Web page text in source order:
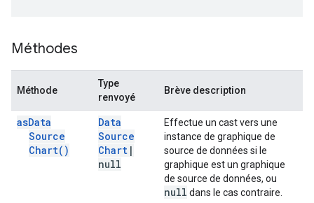
Méthodes
Méthode
Type
renvoyé
Brève description
asData
Source
Chart( )
Data
Source
Chart |
null
Effectue un cast vers une
instance de graphique de
source de données si le
graphique est un graphique
de source de données, ou
null dans le cas contraire.